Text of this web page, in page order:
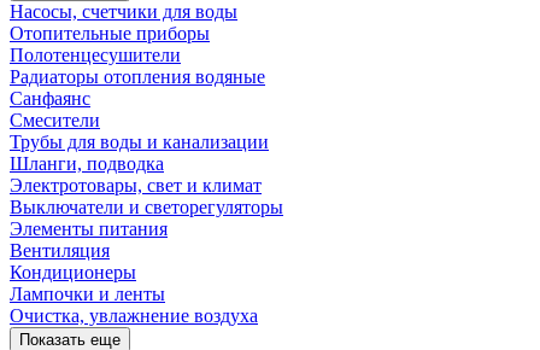
Насосы, счетчики для воды
Отопительные приборы
Полотенцесушители
Радиаторы отопления водяные
Санфаянс
Смесители
Трубы для воды и канализации
Шланги, подводка
Электротовары, свет и климат
Выключатели и светорегуляторы
Элементы питания
Вентиляция
Кондиционеры
Лампочки и ленты
Очистка, увлажнение воздуха
Показать еще